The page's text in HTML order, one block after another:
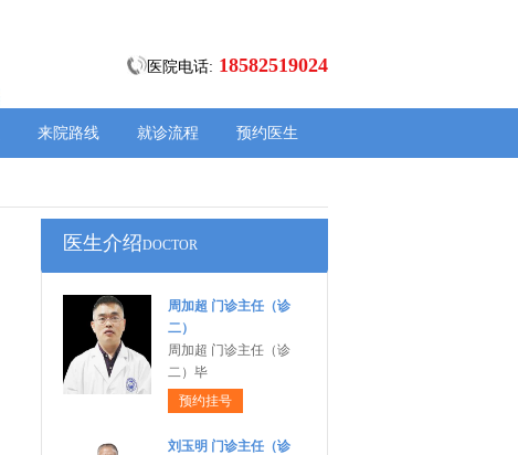
医院电话: 18582519024
来院路线 就诊流程 预约医生
医生介绍DOCTOR
周加超 门诊主任（诊
二）
周加超 门诊主任（诊
二）毕
预约挂号
刘玉明 门诊主任（诊